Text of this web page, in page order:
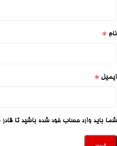
نام *
ایمیل *
شما باید وارد حساب خود شده باشید تا